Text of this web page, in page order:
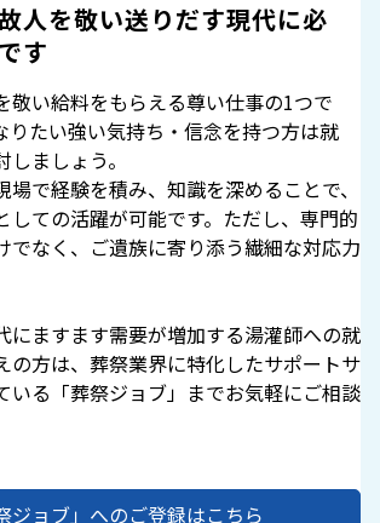
人を敬い送りだす現代に必
す
敬い給料をもらえる尊い仕事の1つで
りたい強い気持ち・信念を持つ方は就
ましょう。
で経験を積み、知識を深めることで、
しての活躍が可能です。ただし、専門的
でなく、ご遺族に寄り添う繊細な対応力
にますます需要が増加する湯灌師への就
の方は、葬祭業界に特化したサポートサ
いる「葬祭ジョブ」までお気軽にご相談
ジョブ」へのご登録はこちら